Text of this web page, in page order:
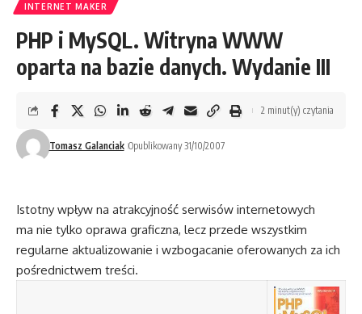
INTERNET MAKER
PHP i MySQL. Witryna WWW
oparta na bazie danych. Wydanie III
Tomasz Galanciak Opublikowany 31/10/2007
2 minut(y) czytania
Istotny wpływ na atrakcyjność serwisów internetowych
ma nie tylko oprawa graficzna, lecz przede wszystkim
regularne aktualizowanie i wzbogacanie oferowanych za ich
pośrednictwem treści.